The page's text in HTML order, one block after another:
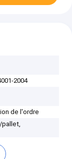
2004
de l'ordre
pallet,